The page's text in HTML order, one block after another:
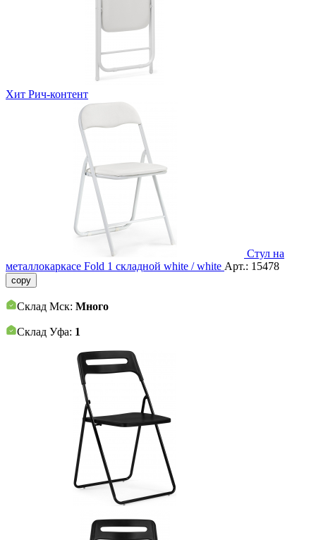
Хит Рич-контент
Стул на
металлокаркасе Fold 1 складной white / white Арт.: 15478
copy
Склад Мск: Много
Склад Уфа: 1